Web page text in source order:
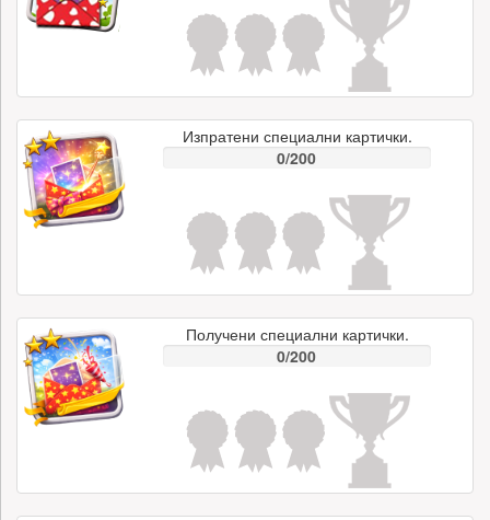
Изпратени специални картички.
0/200
Получени специални картички.
0/200